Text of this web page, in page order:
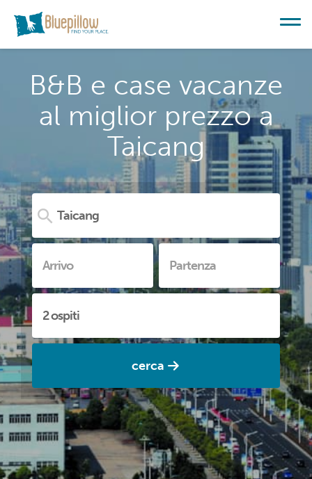
B&B e case vacanze
al miglior prezzo a
Taicang
cerca